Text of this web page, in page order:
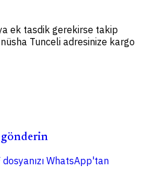
ek tasdik gerekirse takip
Tunceli adresinize kargo
dosyanızı WhatsApp'tan